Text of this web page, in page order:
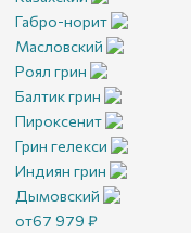
Габро-норит
Масловский
Роял грин
Балтик грин
Пироксенит
Грин гелекси
Индиян грин
Дымовский
от67 979 ₽